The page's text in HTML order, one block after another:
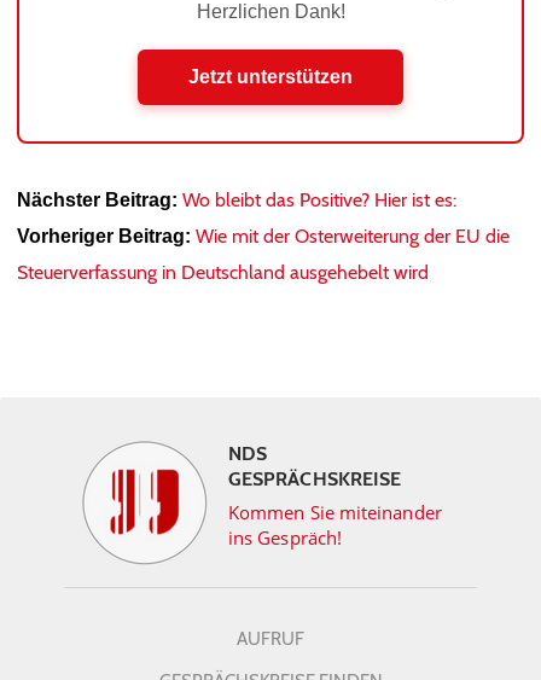
Herzlichen Dank!
Jetzt unterstützen
Nächster Beitrag: Wo bleibt das Positive? Hier ist es:
Vorheriger Beitrag: Wie mit der Osterweiterung der EU die
Steuerverfassung in Deutschland ausgehebelt wird
NDS
GESPRÄCHSKREISE
Kommen Sie miteinander
ins Gespräch!
AUFRUF